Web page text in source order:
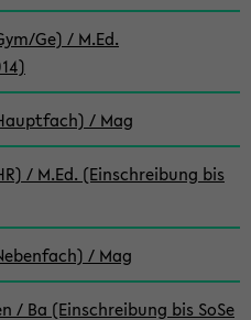
Ge) / M.Ed.
/ Mag
/ M.Ed. (Einschreibung bis
/ Mag
/ Ba (Einschreibung bis SoSe